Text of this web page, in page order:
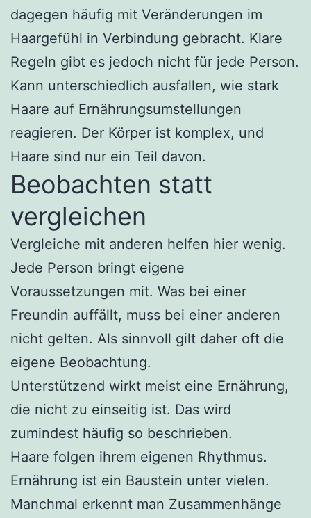
dagegen häufig mit Veränderungen im
Haargefühl in Verbindung gebracht. Klare
Regeln gibt es jedoch nicht für jede Person.
Kann unterschiedlich ausfallen, wie stark
Haare auf Ernährungsumstellungen
reagieren. Der Körper ist komplex, und
Haare sind nur ein Teil davon.
Beobachten statt
vergleichen
Vergleiche mit anderen helfen hier wenig.
Jede Person bringt eigene
Voraussetzungen mit. Was bei einer
Freundin auffällt, muss bei einer anderen
nicht gelten. Als sinnvoll gilt daher oft die
eigene Beobachtung.
Unterstützend wirkt meist eine Ernährung,
die nicht zu einseitig ist. Das wird
zumindest häufig so beschrieben.
Haare folgen ihrem eigenen Rhythmus.
Ernährung ist ein Baustein unter vielen.
Manchmal erkennt man Zusammenhänge